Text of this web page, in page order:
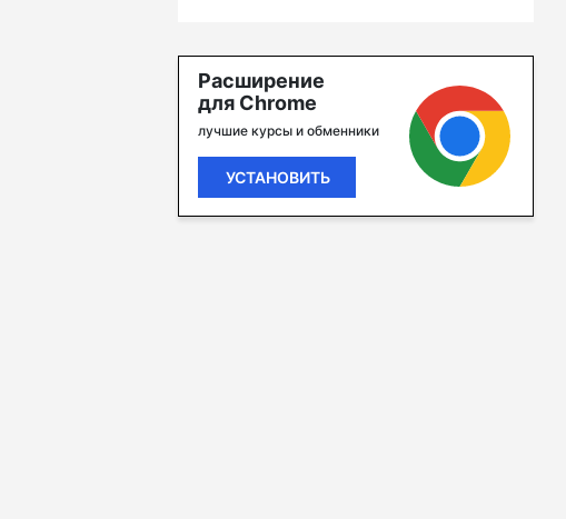
Расширение
для Chrome
лучшие курсы и обменники
УСТАНОВИТЬ